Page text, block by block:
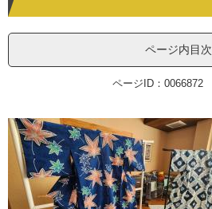
ページ内目次
ページID：0066872